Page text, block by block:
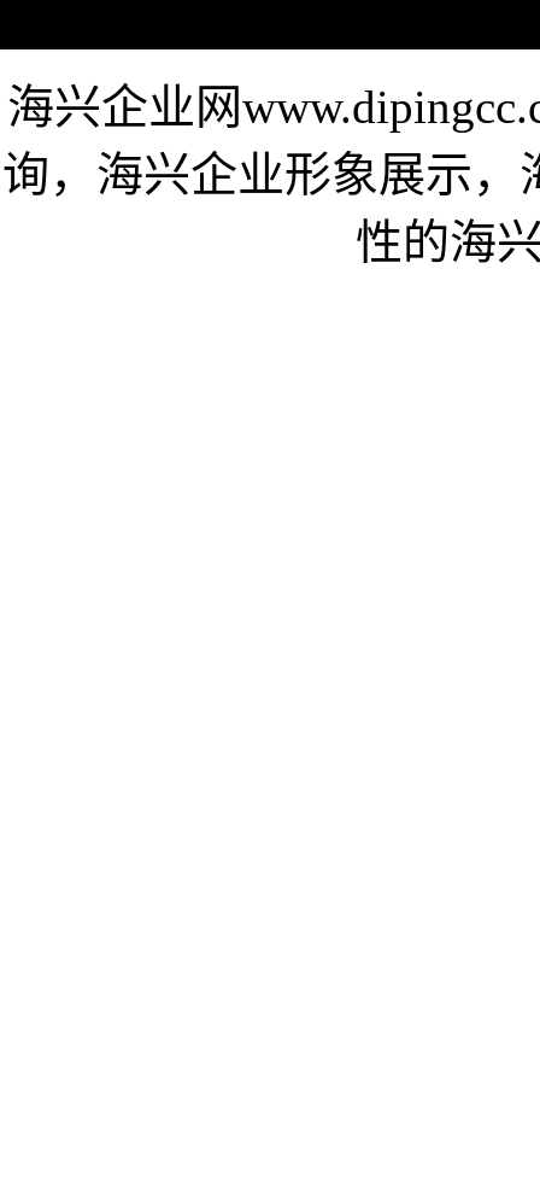
海兴企业网
询，海兴企业形象展示
性的海